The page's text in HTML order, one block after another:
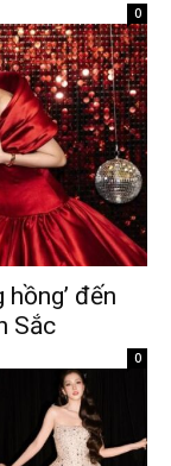
0
đến
Sắc
0